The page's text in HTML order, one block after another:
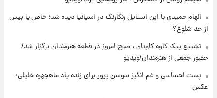
پدر+عکس و فیلم
۲۰ ساعت پیش
استوری مرموز محمدحسین میثاقی با موی
الهام حمیدی با این استایل رنگارنگ در اسپانیا دیده شد؛ خاص یا بیش
از حد شلوغ؟
تشییع پیکر کاوه کاویان ، صبح امروز در قطعه هنرمندان برگزار شد/
حضور جمعی از هنرمندان/ویدیو
پست احساسی و غم انگیز سوسن پرور برای زنده یاد ماهچهره خلیلی+
عکس